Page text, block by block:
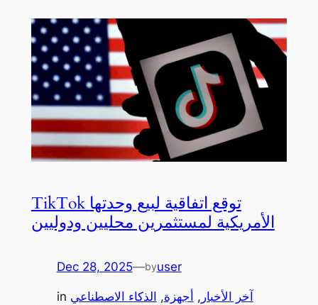
TikTok توقع اتفاقية لبيع وحدتها
الأمريكية لمستثمرين محليين ودوليين
Dec 28, 2025—byuser
in آخر الأخبار , أجهزة, الذكاء الاصطناعي